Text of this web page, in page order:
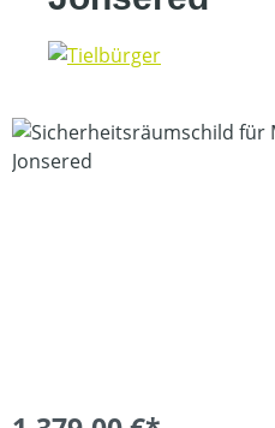
Bildergalerie überspringen